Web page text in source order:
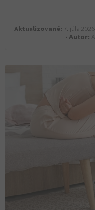
Aktualizované: 7. júla 2026
•Autor: